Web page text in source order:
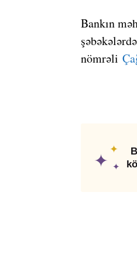
Bankın
nömrəli
✦
✦
✦